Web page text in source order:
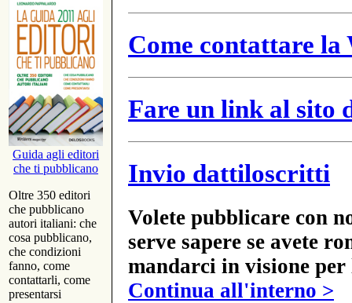
Guida agli editori
che ti pubblicano
Oltre 350 editori
che pubblicano
autori italiani: che
cosa pubblicano,
che condizioni
fanno, come
contattarli, come
presentarsi
Come contattare
Fare un link al sito
Invio dattiloscritti
Volete pubblicare con
serve sapere se avete
mandarci in visione
Continua all'interno >